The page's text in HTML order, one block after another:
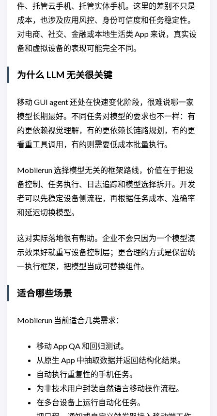
件、托管云手机、托管实体手机。这里的差别不只是
成本，也涉及应用风控、身份可信度和任务稳定性。
对电商、社交、金融或本地生活类 App 来说，真实设
备和虚拟设备的表现可能完全不同。
为什么 LLM 无关很关键
移动 GUI agent 还处在快速变化阶段，很难说哪一家
模型长期最好。不同任务对模型的要求也不一样：有
的更依赖视觉理解，有的更依赖长链路规划，有的更
看重工具调用，有的则需要低成本批量执行。
Mobilerun 选择模型无关的框架路线，价值在于把设
备控制、任务执行、日志追踪和模型选择拆开。开发
者可以先稳定设备侧流程，再根据任务成本、准确率
和延迟切换模型。
这对实际落地很有帮助。企业不会只因为一个模型演
示效果好就重写设备控制层；更合理的方式是保留统
一执行框架，把模型当成可替换组件。
适合哪些场景
Mobilerun 当前适合几类需求：
移动 App QA 和回归测试。
从原生 App 中抽取数据并返回结构化结果。
自动执行重复性的手机任务。
为非技术用户封装自然语言移动操作流程。
在多台设备上运行自动化任务。